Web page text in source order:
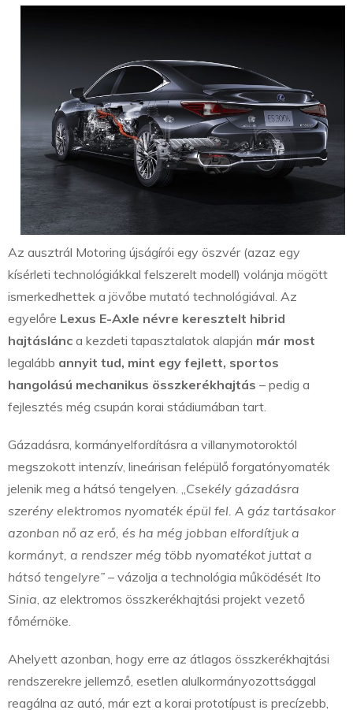
Az ausztrál Motoring újságírói egy öszvér (azaz egy
kísérleti technológiákkal felszerelt modell) volánja mögött
ismerkedhettek a jövőbe mutató technológiával. Az
egyelőre Lexus E-Axle névre keresztelt hibrid
hajtáslánc a kezdeti tapasztalatok alapján már most
legalább annyit tud, mint egy fejlett, sportos
hangolású mechanikus összkerékhajtás – pedig a
fejlesztés még csupán korai stádiumában tart.
Gázadásra, kormányelfordításra a villanymotoroktól
megszokott intenzív, lineárisan felépülő forgatónyomaték
jelenik meg a hátsó tengelyen. „Csekély gázadásra
szerény elektromos nyomaték épül fel. A gáz tartásakor
azonban nő az erő, és ha még jobban elfordítjuk a
kormányt, a rendszer még több nyomatékot juttat a
hátsó tengelyre” – vázolja a technológia működését Ito
Sinia, az elektromos összkerékhajtási projekt vezető
főmérnöke.
Ahelyett azonban, hogy erre az átlagos összkerékhajtási
rendszerekre jellemző, esetlen alulkormányozottsággal
reagálna az autó, már ezt a korai prototípust is precízebb,